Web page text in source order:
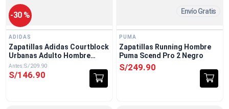
-30 %
ADIDAS
Zapatillas Adidas Courtblock
Urbanas Adulto Hombre
Blanco
S/209.90
S/146.90
Envío Gratis
PUMA
Zapatillas Running Hombre
Puma Scend Pro 2 Negro
S/249.90